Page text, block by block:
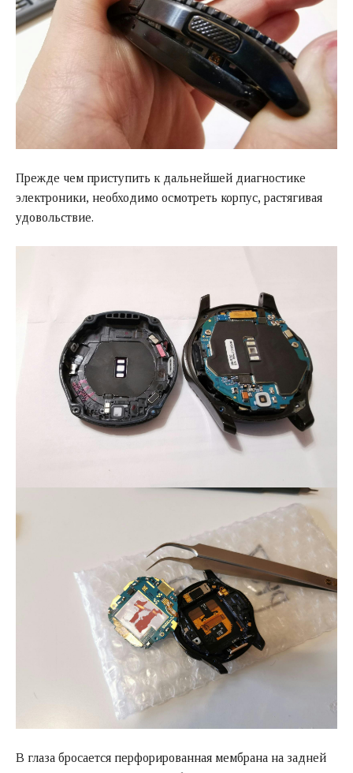
Прежде чем приступить к дальнейшей диагностике
электроники, необходимо осмотреть корпус, растягивая
удовольствие.
В глаза бросается перфорированная мембрана на задней